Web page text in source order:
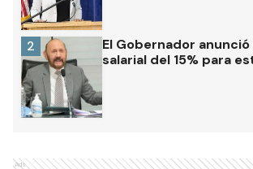
El Gobernador
salarial del 15% para
2
Ads